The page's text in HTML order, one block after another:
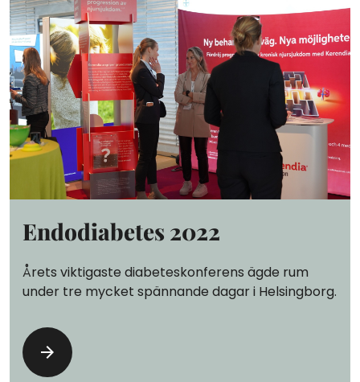
Endodiabetes 2022
Årets viktigaste diabeteskonferens ägde rum
under tre mycket spännande dagar i Helsingborg.